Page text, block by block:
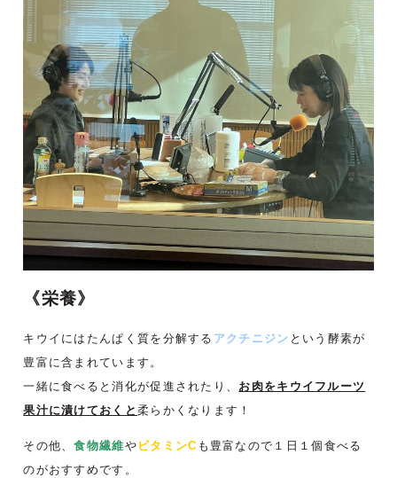
《栄養》
キウイにはたんぱく質を分解する アクチニジン という酵素が
豊富に含まれています。
一緒に食べると消化が促進されたり、 お肉をキウイフルーツ
果汁に漬けておくと 柔らかくなります！
その他、食物繊維や ビタミンC も豊富なので１日１個食べる
のがおすすめです。